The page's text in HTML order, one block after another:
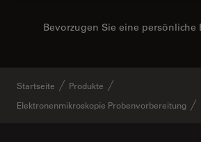
Bevorzugen Sie eine persönliche
Startseite
Produkte
Elektronenmikroskopie Probenvorbereitung